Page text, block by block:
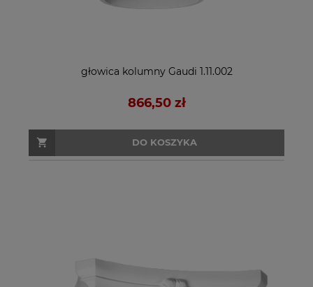
głowica kolumny Gaudi 1.11.002
866,50 zł
DO KOSZYKA